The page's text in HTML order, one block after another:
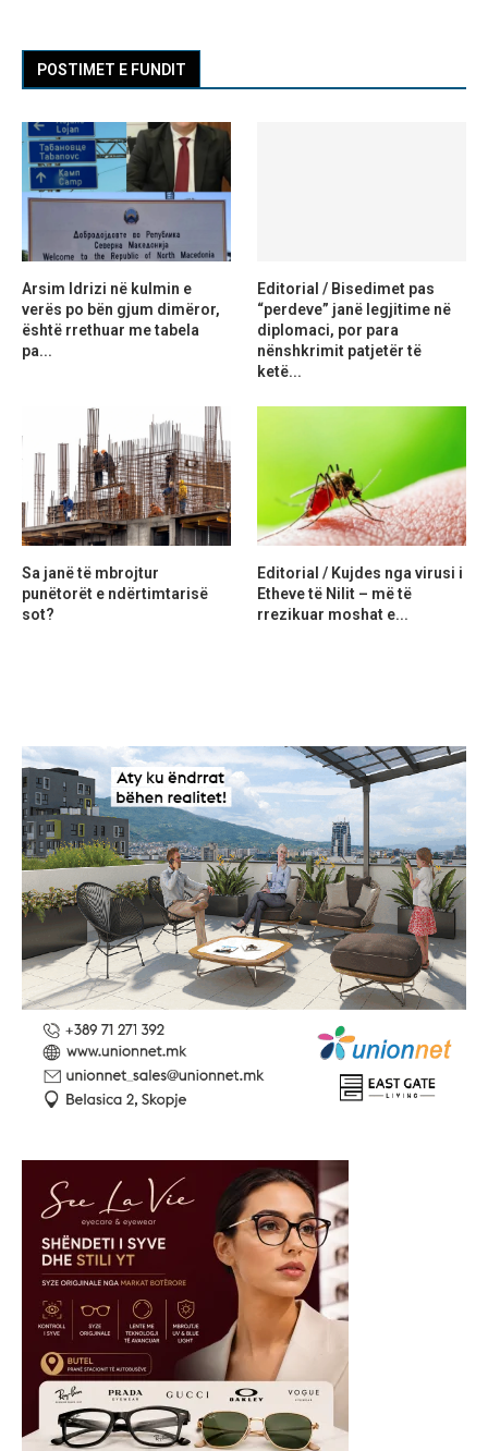
POSTIMET E FUNDIT
Arsim Idrizi në kulmin e
verës po bën gjum dimëror,
është rrethuar me tabela
pa...
Editorial / Bisedimet pas
“perdeve” janë legjitime në
diplomaci, por para
nënshkrimit patjetër të
ketë...
Sa janë të mbrojtur
punëtorët e ndërtimtarisë
sot?
Editorial / Kujdes nga virusi i
Etheve të Nilit – më të
rrezikuar moshat e...